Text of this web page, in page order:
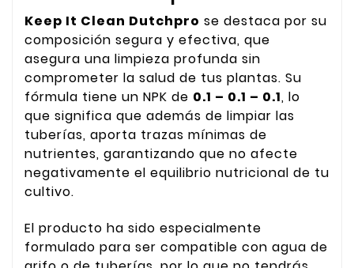
Keep It Clean Dutchpro se destaca por su
composición segura y efectiva, que
asegura una limpieza profunda sin
comprometer la salud de tus plantas. Su
fórmula tiene un NPK de 0.1 – 0.1 – 0.1, lo
que significa que además de limpiar las
tuberías, aporta trazas mínimas de
nutrientes, garantizando que no afecte
negativamente el equilibrio nutricional de tu
cultivo.
El producto ha sido especialmente
formulado para ser compatible con agua de